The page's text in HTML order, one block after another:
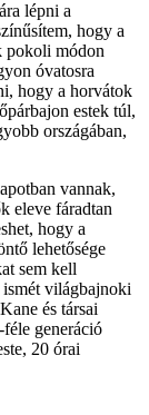
lépni a
hogy a
pokoli módon
óvatosra
hogy a horvátok
estek túl,
országában,
vannak,
eleve fáradtan
hogy a
lehetősége
sem kell
világbajnoki
és társai
generáció
20 órai